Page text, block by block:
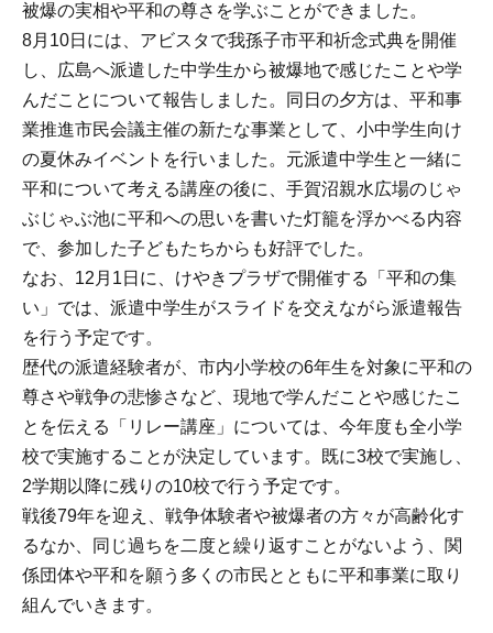
被爆の実相や平和の尊さを学ぶことができました。
8月10日には、アビスタで我孫子市平和祈念式典を開催
し、広島へ派遣した中学生から被爆地で感じたことや学
んだことについて報告しました。同日の夕方は、平和事
業推進市民会議主催の新たな事業として、小中学生向け
の夏休みイベントを行いました。元派遣中学生と一緒に
平和について考える講座の後に、手賀沼親水広場のじゃ
ぶじゃぶ池に平和への思いを書いた灯籠を浮かべる内容
で、参加した子どもたちからも好評でした。
なお、12月1日に、けやきプラザで開催する「平和の集
い」では、派遣中学生がスライドを交えながら派遣報告
を行う予定です。
歴代の派遣経験者が、市内小学校の6年生を対象に平和の
尊さや戦争の悲惨さなど、現地で学んだことや感じたこ
とを伝える「リレー講座」については、今年度も全小学
校で実施することが決定しています。既に3校で実施し、
2学期以降に残りの10校で行う予定です。
戦後79年を迎え、戦争体験者や被爆者の方々が高齢化す
るなか、同じ過ちを二度と繰り返すことがないよう、関
係団体や平和を願う多くの市民とともに平和事業に取り
組んでいきます。